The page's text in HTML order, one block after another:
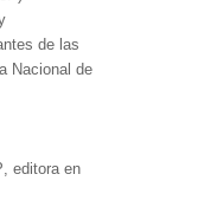
de las
Nacional de
, editora en